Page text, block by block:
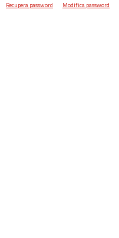
Recupera password Modifica password